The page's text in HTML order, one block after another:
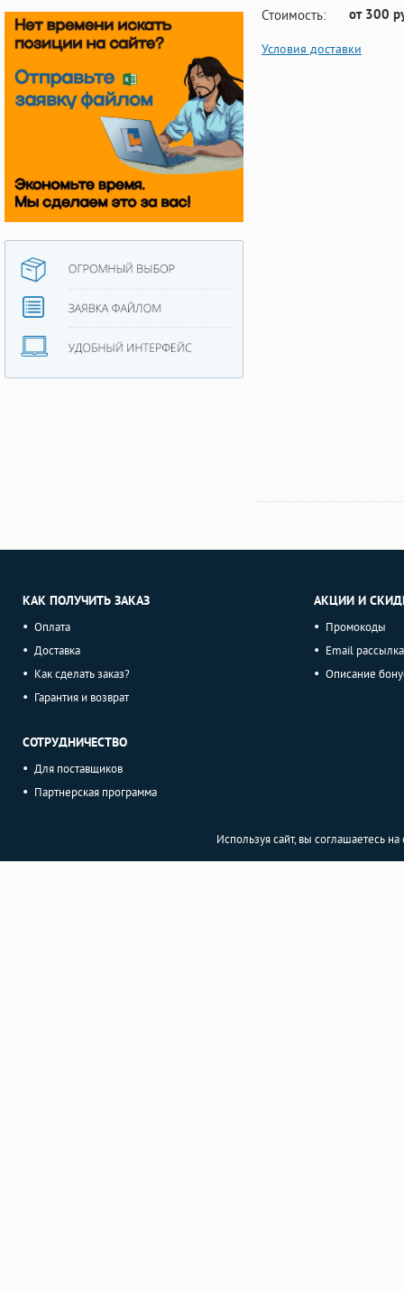
Стоимость: от 300
Условия доставки
КАК ПОЛУЧИТЬ ЗАКАЗ
Оплата
Доставка
Как сделать заказ?
Гарантия и возврат
СОТРУДНИЧЕСТВО
Для поставщиков
Партнерская программа
АКЦИИ И
Промокоды
Email рассылка
Описание
Используя сайт, вы соглашаетесь